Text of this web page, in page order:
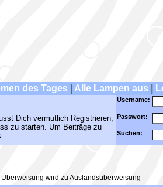
des Tages Alle Lampen aus
Dich vermutlich Registrieren,
zu starten. Um Beiträge zu
Username:
Passwort:
Suchen:
wird zu Auslandsüberweisung